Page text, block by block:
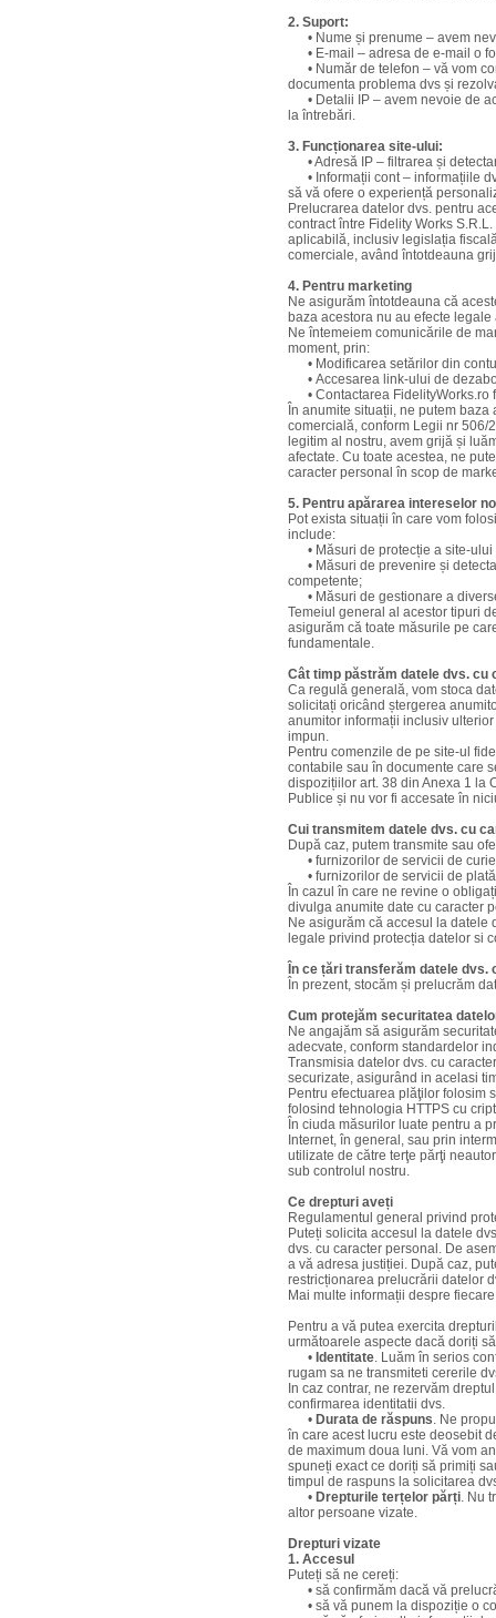
2. Suport:
• Nume și prenume – avem
• E-mail – adresa de e-mail o
• Număr de telefon – vă vom
documenta problema dvs și
• Detalii IP – avem nevoie de
la întrebări.
3. Funcționarea site-ului:
• Adresă IP – filtrarea și
• Informații cont – informațiile
să vă ofere o experiență
Prelucrarea datelor dvs. pentru
contract între Fidelity Works
aplicabilă, inclusiv legislația
comerciale, având întotdeauna
4. Pentru marketing
Ne asigurăm întotdeauna că
baza acestora nu au efecte
Ne întemeiem comunicările de
moment, prin:
• Modificarea setărilor din
• Accesarea link-ului de
• Contactarea FidelityWorks.ro
În anumite situații, ne putem
comercială, conform Legii nr 506/
legitim al nostru, avem grijă și
afectate. Cu toate acestea, ne
caracter personal în scop de
5. Pentru apărarea intereselor
Pot exista situații în care vom
include:
• Măsuri de protecție a site-ului
• Măsuri de prevenire și
competente;
• Măsuri de gestionare a
Temeiul general al acestor tipuri
asigurăm că toate măsurile pe
fundamentale.
Cât timp păstrăm datele dvs. cu
Ca regulă generală, vom stoca
solicitați oricând ștergerea
anumitor informații inclusiv
impun.
Pentru comenzile de pe site-ul
contabile sau în documente care
dispozițiilor art. 38 din Anexa 1 la
Publice și nu vor fi accesate în
Cui transmitem datele dvs. cu
După caz, putem transmite sau
• furnizorilor de servicii de
• furnizorilor de servicii de
În cazul în care ne revine o
divulga anumite date cu caracter
Ne asigurăm că accesul la datele
legale privind protecția datelor si
În ce țări transferăm datele dvs.
În prezent, stocăm și prelucrăm
Cum protejăm securitatea
Ne angajăm să asigurăm
adecvate, conform standardelor
Transmisia datelor dvs. cu
securizate, asigurând in acelasi
Pentru efectuarea plăţilor folosim
folosind tehnologia HTTPS cu
În ciuda măsurilor luate pentru a
Internet, în general, sau prin
utilizate de către terţe părţi
sub controlul nostru.
Ce drepturi aveți
Regulamentul general privind
Puteți solicita accesul la datele
dvs. cu caracter personal. De
a vă adresa justiției. După caz,
restricționarea prelucrării datelor
Mai multe informații despre
Pentru a vă putea exercita
următoarele aspecte dacă doriți
• Identitate. Luăm în serios
rugam sa ne transmiteti cererile
In caz contrar, ne rezervăm
confirmarea identitatii dvs.
• Durata de răspuns. Ne
în care acest lucru este deosebit
de maximum doua luni. Vă vom
spuneți exact ce doriți să primiți
timpul de raspuns la solicitarea
• Drepturile terțelor părți. Nu
altor persoane vizate.
Drepturi vizate
1. Accesul
Puteți să ne cereți:
• să confirmăm dacă vă
• să vă punem la dispoziție o